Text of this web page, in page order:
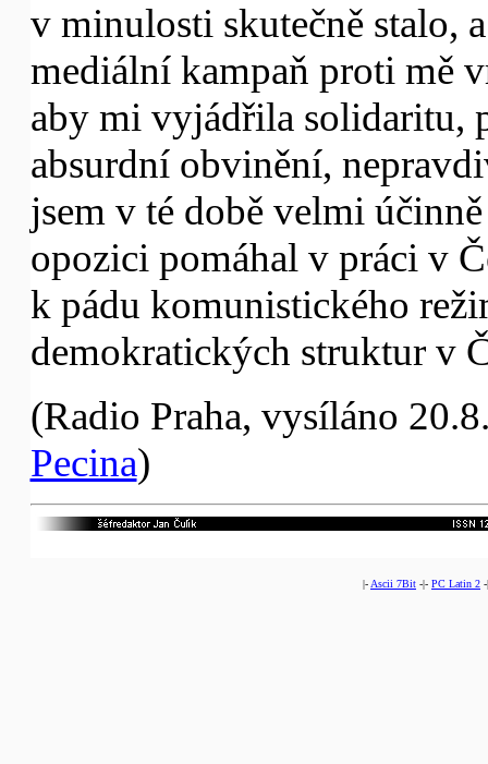
v minulosti skutečně stalo,
mediální kampaň proti mě
aby mi vyjádřila solidaritu,
absurdní obvinění,
jsem v té době velmi
opozici pomáhal v práci v
k pádu komunistického
demokratických struktur v
(Radio Praha, vysíláno
Pecina)
|- Ascii 7Bit -|- PC Latin 2